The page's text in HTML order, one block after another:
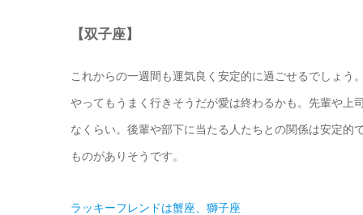
【双子座】
これからの一週間も運気良く安定的に過ごせるでしょ
やってもうまく行きそうだが愛は終わるかも。先輩や上
なくらい。後輩や部下に当たる人たちとの関係は安定
ものがありそうです。
ラッキーフレンドは蟹座、獅子座